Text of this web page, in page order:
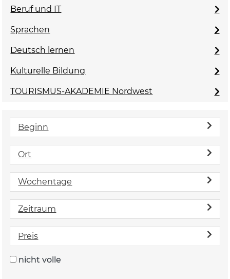
Beruf und IT
Sprachen
Deutsch lernen
Kulturelle Bildung
TOURISMUS-AKADEMIE Nordwest
Beginn
Ort
Wochentage
Zeitraum
Preis
nicht volle